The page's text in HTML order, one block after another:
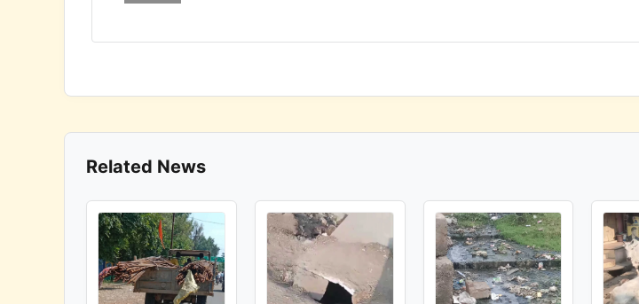
Related News